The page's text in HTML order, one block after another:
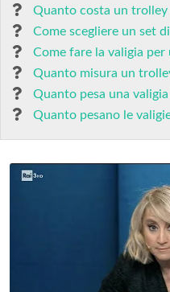
Quanto costa un trolley
Come scegliere un set
Come fare la valigia per
Quanto misura un
Quanto pesa una valigia
Quanto pesano le